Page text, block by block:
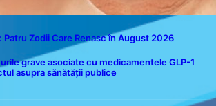
Zodii Care Renasc în August 2026
grave asociate cu medicamentele GLP-1
asupra sănătății publice